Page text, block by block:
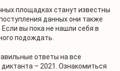
площадках станут известны
данных они также
Если вы пока не нашли себя в
подождать.
ответы на все
– 2021. Ознакомиться